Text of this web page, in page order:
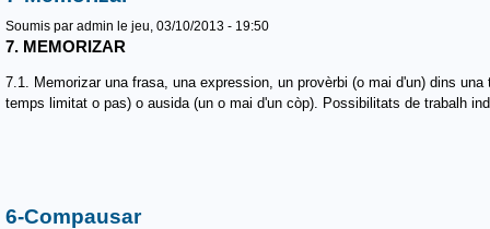
Soumis par admin le jeu, 03/10/2013 - 19:50
7. MEMORIZAR
7.1. Memorizar una frasa, una expression, un provèrbi (o mai d'un) dins
temps limitat o pas) o ausida (un o mai d'un còp). Possibilitats de trabalh
6-Compausar